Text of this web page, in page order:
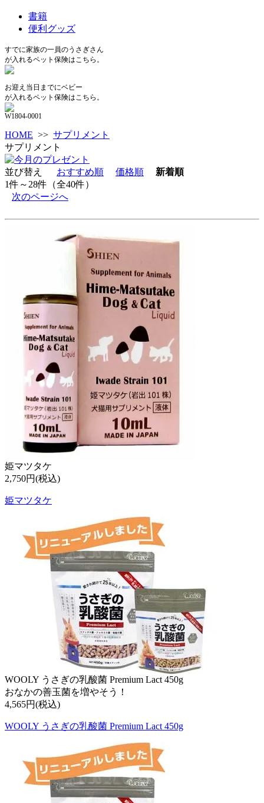
書籍
便利グッズ
すでに家族の一員のうさぎさん
が入れるペット保険はこちら。
お迎え当日までにベビー
が入れるペット保険はこちら。
W1804-0001
HOME >> サプリメント
サプリメント
並び替え おすすめ順 価格順
新着順
1件～28件（全40件）
次のページへ
姫マツタケ
2,750円(税込)
姫マツタケ
WOOLY うさぎの乳酸菌 Premium Lact 450g
おなかの善玉菌を増やそう！
4,565円(税込)
WOOLY うさぎの乳酸菌 Premium Lact 450g